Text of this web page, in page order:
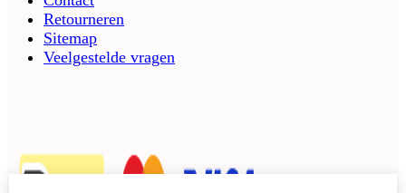
Retourneren
Sitemap
Veelgestelde vragen